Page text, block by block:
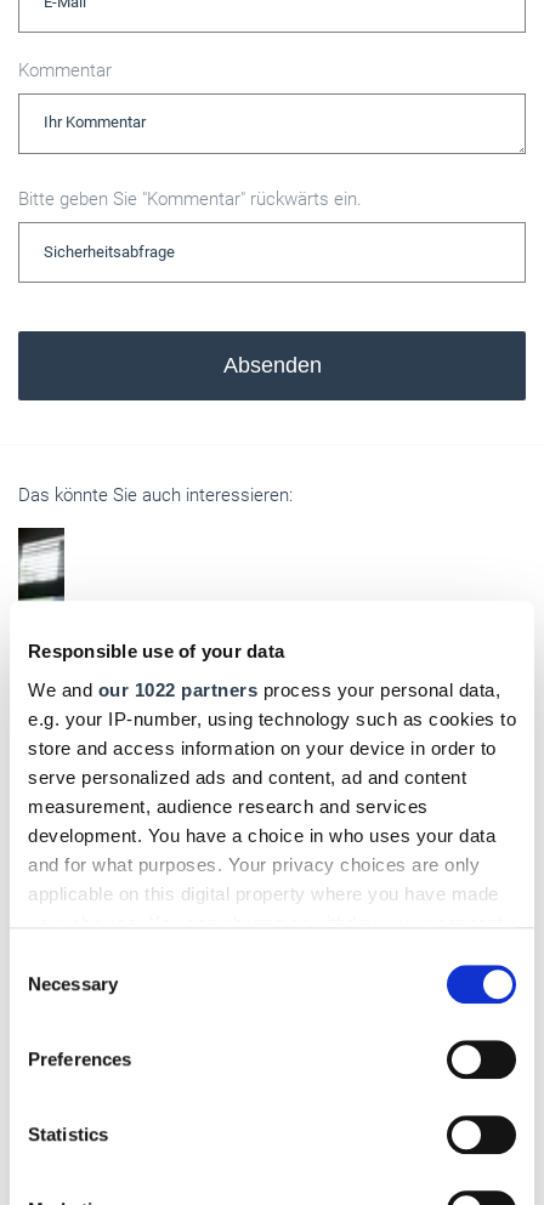
Responsible use of your data
We and our 1022 partners process your personal data,
e.g. your IP-number, using technology such as cookies to
store and access information on your device in order to
serve personalized ads and content, ad and content
measurement, audience research and services
development. You have a choice in who uses your data
and for what purposes. Your privacy choices are only
applicable on this digital property where you have made
the Privacy trigger icon.
Collect information about your geographical location
Identify your device by actively scanning it for
Find out more about how your personal data is processed
Selection
Necessary
Preferences
Statistics
Kommentar
Bitte geben Sie "Kommentar" rückwärts ein.
Absenden
Das könnte Sie auch interessieren:
15 Techniker feiern ihren großen Erfolg
der HWK die Zeugnisse an 15 erfolgreiche "Staatlich geprüfter